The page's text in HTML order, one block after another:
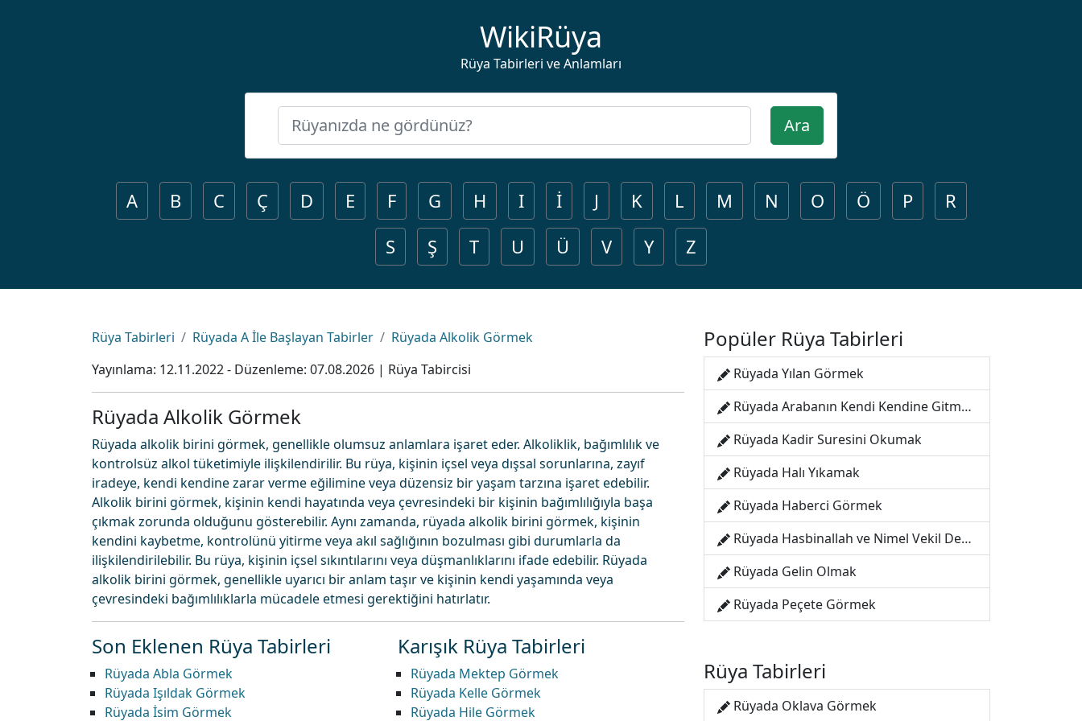
WikiRüya
Rüya Tabirleri ve Anlamları
Ara
A B C Ç D E F G H I İ J K L M N O Ö P
R
S
Ş T U Ü V Y Z
Rüya Tabirleri Rüyada A İle Başlayan Tabirler
Rüyada Alkolik Görmek
Yayınlama: 12.11.2022- Düzenleme: 07.08.2026 | Rüya Tabircisi
Rüyada Alkolik Görmek
Rüyada alkolik birini görmek, genellikle olumsuz anlamlara işaret eder. Alkoliklik, bağımlılık ve
kontrolsüz alkol tüketimiyle ilişkilendirilir. Bu rüya, kişinin içsel veya dışsal sorunlarına, zayıf
iradeye, kendi kendine zarar verme eğilimine veya düzensiz bir yaşam tarzına işaret edebilir.
Alkolik birini görmek, kişinin kendi hayatında veya çevresindeki bir kişinin bağımlılığıyla başa
çıkmak zorunda olduğunu gösterebilir. Aynı zamanda, rüyada alkolik birini görmek, kişinin
kendini kaybetme, kontrolünü yitirme veya akıl sağlığının bozulması gibi durumlarla da
ilişkilendirilebilir. Bu rüya, kişinin içsel sıkıntılarını veya düşmanlıklarını ifade edebilir. Rüyada
alkolik birini görmek, genellikle uyarıcı bir anlam taşır ve kişinin kendi yaşamında veya
çevresindeki bağımlılıklarla mücadele etmesi gerektiğini hatırlatır.
Son Eklenen Rüya Tabirleri
Rüyada Abla Görmek
Rüyada Işıldak Görmek
Rüyada İsim Görmek
Karışık Rüya Tabirleri
Rüyada Mektep Görmek
Rüyada Kelle Görmek
Rüyada Hile Görmek
Popüler Rüya Tabirleri
Rüyada Yılan Görmek
Rüyada Arabanın Kendi Kendine Gitmesi
Rüyada Kadir Suresini Okumak
Rüyada Halı Yıkamak
Rüyada Haberci Görmek
Rüyada Hasbinallah ve Nimel Vekil Demek
Rüyada Gelin Olmak
Rüyada Peçete Görmek
Rüya Tabirleri
Rüyada Oklava Görmek